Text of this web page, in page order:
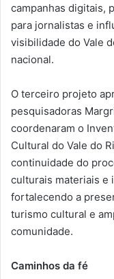
campanhas digitais,
para jornalistas e
visibilidade do Vale
nacional.
O terceiro projeto
pesquisadoras
coordenaram o
Cultural do Vale do
continuidade do
culturais materiais e
fortalecendo a
turismo cultural e
comunidade.
Caminhos da fé